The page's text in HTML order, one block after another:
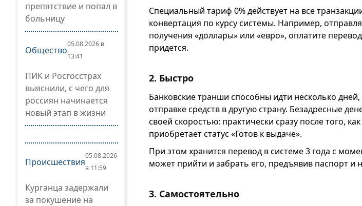
препятствие и попал в
больницу
Общество
05.08.2026 в
13:41
ПИК и Росгосстрах
выяснили, с чего для
россиян начинается
новый этап в жизни
Происшествия
05.08.2026
в 11:59
Курганца задержали
за покушение на
Специальный тариф 0% действует на все
конвертация по курсу системы. Например,
получения «доллары» или «евро», оплатите
придется.
2. Быстро
Банковские транши способны идти несколько
отправке средств в другую страну. Безадресные
своей скоростью: практически сразу после того,
приобретает статус «Готов к выдаче».
При этом хранится перевод в системе 3 года с
может прийти и забрать его, предъявив паспорт и
3. Самостоятельно